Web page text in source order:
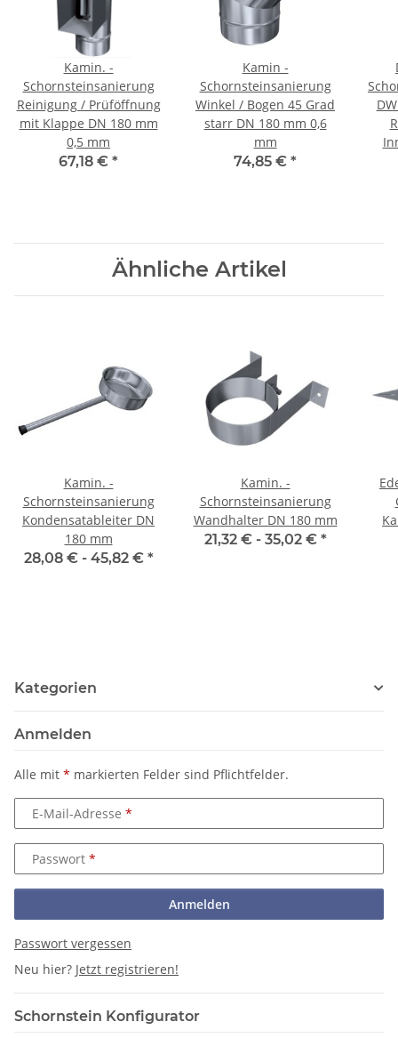
Kamin. -
Schornsteinsanierung
Reinigung / Prüföffnung
mit Klappe DN 180 mm
0,5 mm
67,18 € *
Kamin -
Schornsteinsanierung
Winkel / Bogen 45 Grad
starr DN 180 mm 0,6
mm
74,85 € *
Ähnliche Artikel
Kamin. -
Schornsteinsanierung
Kondensatableiter DN
180 mm
28,08 € - 45,82 € *
Kamin. -
Schornsteinsanierung
Wandhalter DN 180 mm
21,32 € - 35,02 € *
Kategorien
Anmelden
Alle mit * markierten Felder sind Pflichtfelder.
E-Mail-Adresse
Passwort
Anmelden
Passwort vergessen
Neu hier? Jetzt registrieren!
Schornstein Konfigurator